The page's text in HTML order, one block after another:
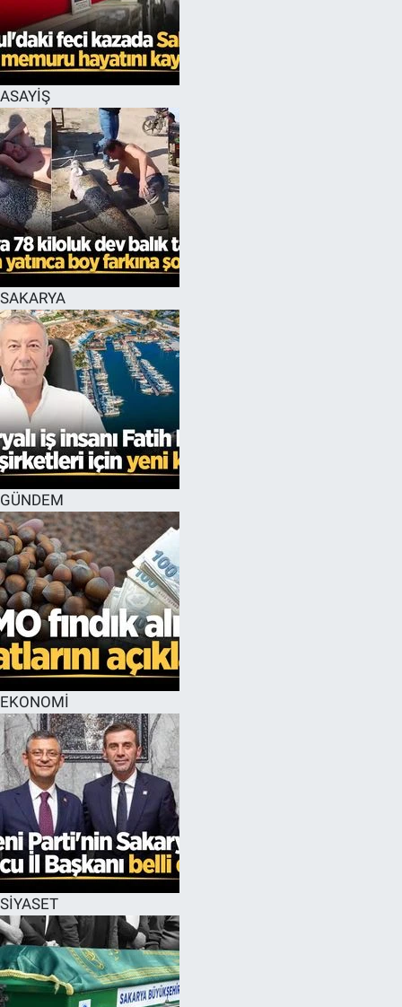
ASAYİŞ
SAKARYA
GÜNDEM
EKONOMİ
SİYASET
EĞİTİM
MAGAZİN
ÖZEL HABER
HALK54 PANORAMA